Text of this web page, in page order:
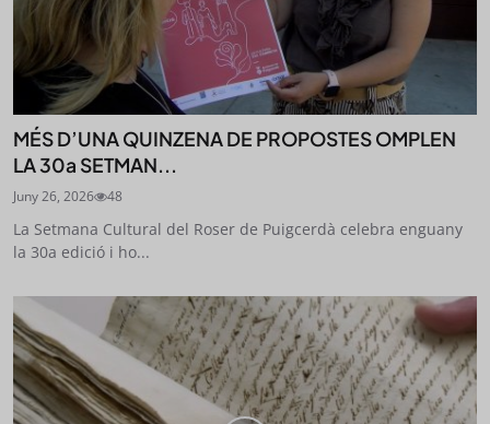
MÉS D’UNA QUINZENA DE PROPOSTES OMPLEN
LA 30a SETMAN...
Juny 26, 2026 48
La Setmana Cultural del Roser de Puigcerdà celebra enguany
la 30a edició i ho...